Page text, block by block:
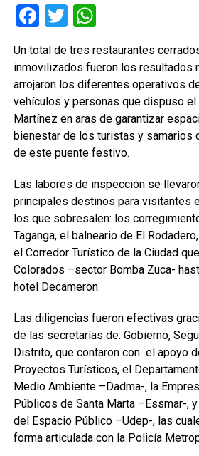
Facebook
TwitterWhatsApp
Un total de tres restaurantes
inmovilizados fueron los resultados
arrojaron los diferentes operativos
vehículos y personas que dispuso el
Martínez en aras de garantizar
bienestar de los turistas y samarios
de este puente festivo.
Las labores de inspección se
principales destinos para visitantes
los que sobresalen: los
Taganga, el balneario de El
el Corredor Turístico de la Ciudad
Colorados –sector Bomba Zuca-
hotel Decameron.
Las diligencias fueron efectivas
de las secretarías de: Gobierno,
Distrito, que contaron con el apoyo
Proyectos Turísticos, el
Medio Ambiente –Dadma-, la
Públicos de Santa Marta –Essmar-,
del Espacio Público –Udep-, las
forma articulada con la Policía